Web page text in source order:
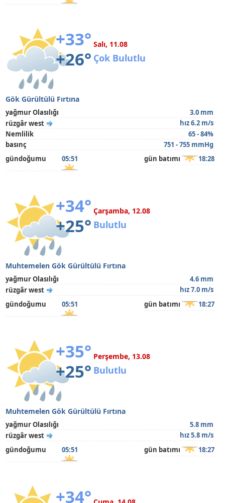
+33°
+26°
Salı, 11.08
Çok Bulutlu
Gök Gürültülü Fırtına
yağmur Olasılığı
3.0 mm
rüzgâr west
hız 6.2 m/s
Nemlilik
65 - 84%
basınç
751 - 755 mmHg
gündoğumu
05:51 gün batımı 18:28
+34°
+25°
Çarşamba, 12.08
Bulutlu
Muhtemelen Gök Gürültülü Fırtına
yağmur Olasılığı
4.6 mm
rüzgâr west
hız 7.0 m/s
gündoğumu
05:51 gün batımı 18:27
+35°
+25°
Perşembe, 13.08
Bulutlu
Muhtemelen Gök Gürültülü Fırtına
yağmur Olasılığı
5.8 mm
rüzgâr west
hız 5.8 m/s
gündoğumu
05:51 gün batımı 18:27
+34°